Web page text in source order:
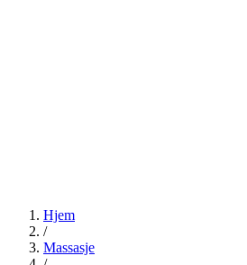
Hjem
/
Massasje